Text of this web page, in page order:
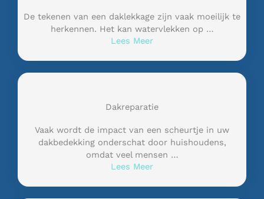
De tekenen van een daklekkage zijn vaak moeilijk te
herkennen. Het kan watervlekken op …
Lees Meer
Dakreparatie
Vaak wordt de impact van een scheurtje in uw
dakbedekking onderschat door huishoudens,
omdat veel mensen …
Lees Meer